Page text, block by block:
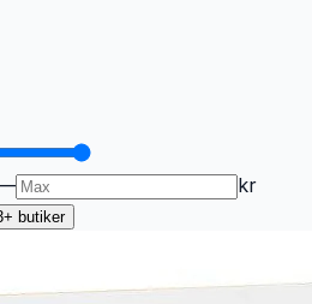
kr
+ butiker